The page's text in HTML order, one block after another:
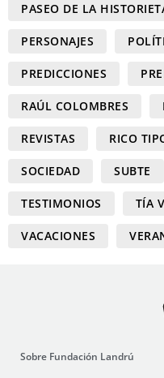
PASEO DE LA
PERSONAJES
PREDICCIONES
RAÚL COLOMBRES
REVISTAS RICO
SOCIEDAD SUBTE
TESTIMONIOS TÍA
VACACIONES
Sobre Fundación Landrú